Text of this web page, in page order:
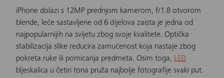
iPhone dolazi s 12MP prednjom kamerom, f/1.8 otvorom
blende, leće sastavljene od 6 dijelova zaista je jedna od
najpopularnijih na svijetu zbog svoje kvalitete. Optička
stabilizacija slike reducira zamućenost koja nastaje zbog
pokreta ruke ili pomicanja predmeta. Osim toga, LED
bljeskalica u četiri tona pruža najbolje fotografije svaki put.